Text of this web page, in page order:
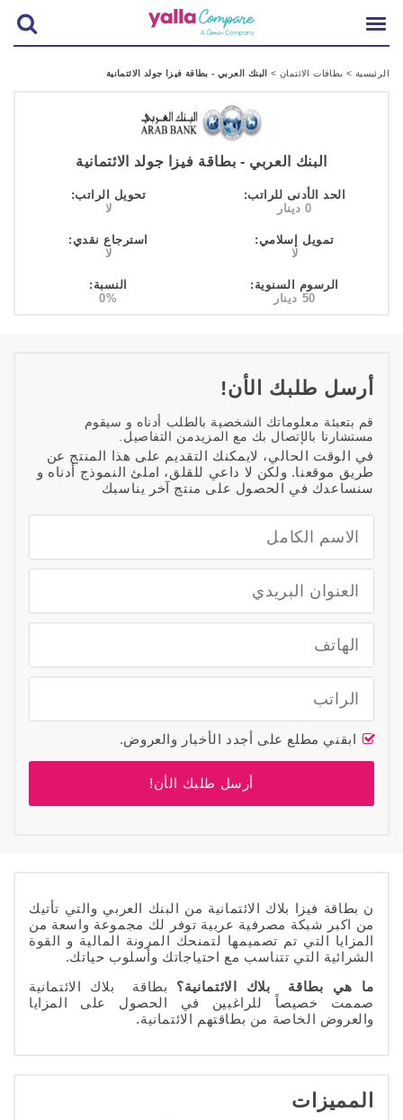
الرئيسية > بطاقات الائتمان > البنك العربي - بطاقة فيزا جولد الائتمانية
البنك العربي - بطاقة فيزا جولد الائتمانية
الحد الأدنى للراتب:
0 دينار
تحويل الراتب:
لا
تمويل إسلامي:
لا
استرجاع نقدي:
لا
الرسوم السنوية:
50 دينار
النسبة:
0%
أرسل طلبك الأن!
قم بتعبئة معلوماتك الشخصية بالطلب أدناه و سيقوم
مستشارنا بالإتصال بك مع المزيدمن التفاصيل.
في الوقت الحالي، لايمكنك التقديم على هذا المنتج عن
طريق موقعنا. ولكن لا داعي للقلق، املئ النموذج أدناه و
سنساعدك في الحصول على منتج آخر يناسبك
ابقني مطلع على أجدد الأخبار والعروض.
أرسل طلبك الأن!
ن بطاقة فيزا بلاك الائتمانية من البنك العربي والتي تأتيك
من اكبر شبكة مصرفية عربية توفر لك مجموعة واسعة من
المزايا التي تم تصميمها لتمنحك المرونة المالية و القوة
الشرائية التي تتناسب مع احتياجاتك وأسلوب حياتك.
ما هي بطاقة بلاك الائتمانية؟ بطاقة بلاك الائتمانية
صممت خصيصاً للراغبين في الحصول على المزايا
والعروض الخاصة من بطاقتهم الائتمانية.
المميزات